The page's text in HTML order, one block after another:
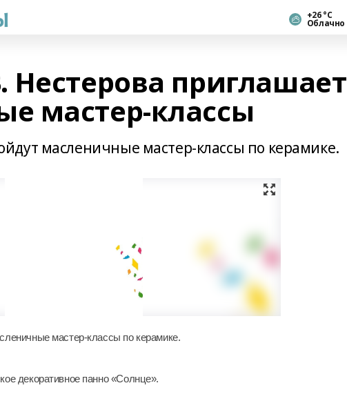
+26 °С
Облачно
приглашает
мастер-классы
масленичные мастер-классы по керамике.
мастер-классы по керамике.
декоративное панно «Солнце».